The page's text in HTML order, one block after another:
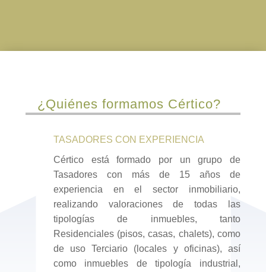
¿Quiénes formamos Cértico?
TASADORES CON EXPERIENCIA
Cértico está formado por un grupo de
Tasadores con más de 15 años de
experiencia en el sector inmobiliario,
realizando valoraciones de todas las
tipologías de inmuebles, tanto
Residenciales (pisos, casas, chalets), como
de uso Terciario (locales y oficinas), así
como inmuebles de tipología industrial,